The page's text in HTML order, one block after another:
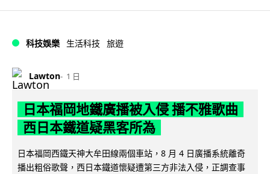
科技娛樂 生活科技 旅遊
Lawton 1 日
日本福岡地鐵廣播被入侵 播不雅歌曲
西日本鐵道疑黑客所為
日本福岡西鐵天神大牟田線兩個車站，8 月 4 日廣播系統離奇
播出粗俗歌聲，西日本鐵道懷疑遭第三方非法入侵，正調查事